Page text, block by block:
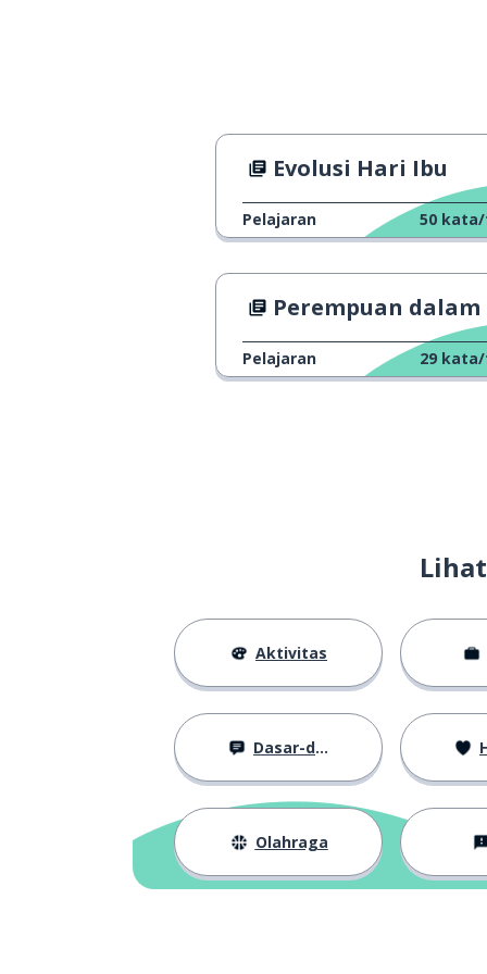
di siang bolong
itu
red-handed
unfortunately the police
couldn't find the murder
sayang sekali
it's daylight robbery!
Evolusi Hari Ibu
Pelajaran 50
Perempuan dalam Dunia
Pelajaran 29
Aktivitas
Dasar-dasar
Olahraga